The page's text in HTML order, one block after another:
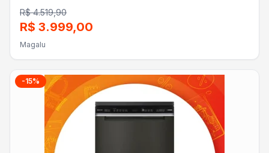
R$ 4.519,90
R$ 3.999,00
Magalu
-15%